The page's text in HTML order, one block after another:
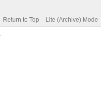
Return to Top Lite (Archive) Mode